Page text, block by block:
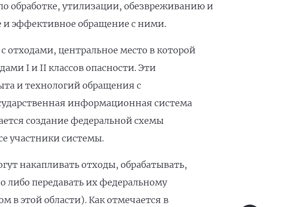
обработке, утилизации, обезвреживанию и
и эффективное обращение с ними.
отходами, центральное место в которой
I и II классов опасности. Эти
и технологий обращения с
информационная система
создание федеральной схемы
участники системы.
накапливать отходы, обрабатывать,
либо передавать их федеральному
в этой области). Как отмечается в